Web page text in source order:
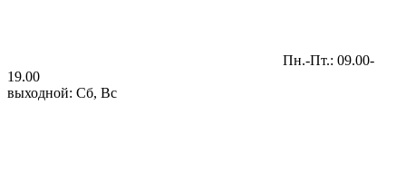
Пн.-Пт.: 09.00-
19.00
выходной: Сб, Вс